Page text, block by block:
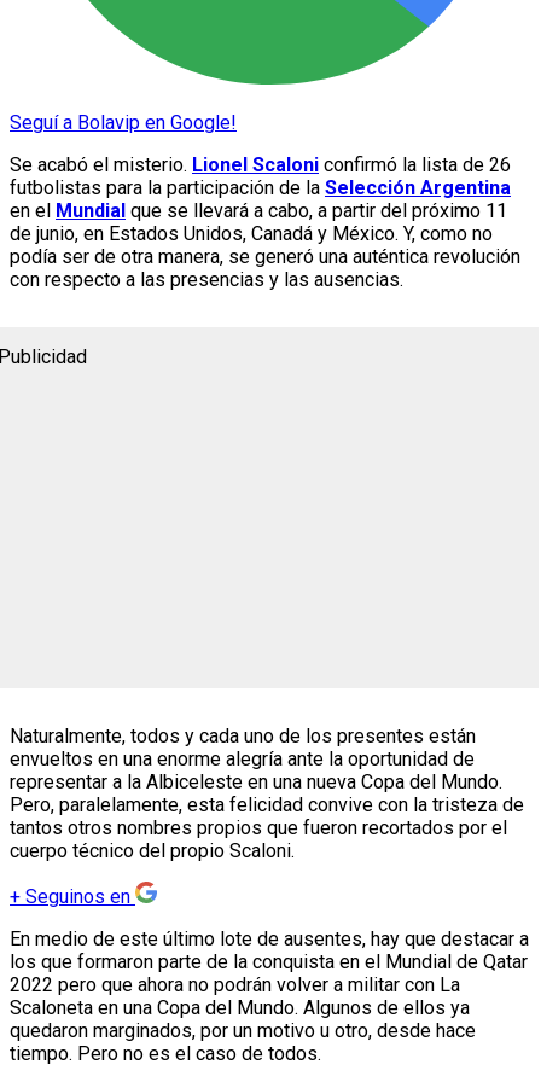
Seguí a Bolavip en Google!
Se acabó el misterio. Lionel Scaloni confirmó la lista de 26
futbolistas para la participación de la Selección Argentina
en el Mundial que se llevará a cabo, a partir del próximo 11
de junio, en Estados Unidos, Canadá y México. Y, como no
podía ser de otra manera, se generó una auténtica revolución
con respecto a las presencias y las ausencias.
Naturalmente, todos y cada uno de los presentes están
envueltos en una enorme alegría ante la oportunidad de
representar a la Albiceleste en una nueva Copa del Mundo.
Pero, paralelamente, esta felicidad convive con la tristeza de
tantos otros nombres propios que fueron recortados por el
cuerpo técnico del propio Scaloni.
+ Seguinos en
En medio de este último lote de ausentes, hay que destacar a
los que formaron parte de la conquista en el Mundial de Qatar
2022 pero que ahora no podrán volver a militar con La
Scaloneta en una Copa del Mundo. Algunos de ellos ya
quedaron marginados, por un motivo u otro, desde hace
tiempo. Pero no es el caso de todos.